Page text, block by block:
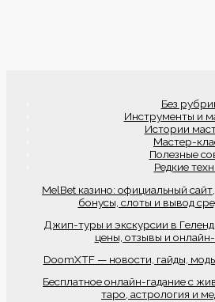
Без
Инструменты и
Истории
Мастер-
Полезные
Редкие
MelBet казино: официальный
бонусы, слоты и вывод
Джип-туры и экскурсии в
цены, отзывы и
DoomXTF — новости, гайды,
Бесплатное онлайн-гадание с
таро, астрология и